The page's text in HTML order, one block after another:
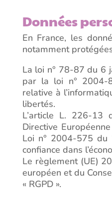
Données
En France, les
notamment
La loi n° 78-87 du 6
par la loi n°
relative à
libertés.
L’article L. 226-
Directive
Loi n° 2004-575
confiance dans
Le règlement (UE)
européen et du
« RGPD ».